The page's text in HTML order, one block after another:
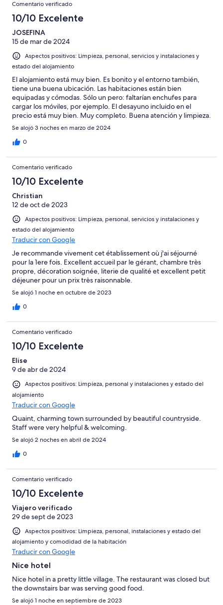
Comentario verificado
10/10 Excelente
JOSEFINA
15 de mar de 2024
Aspectos positivos: Limpieza, personal, servicios y instalaciones y
estado del alojamiento
El alojamiento está muy bien. Es bonito y el entorno también,
tiene una buena ubicación. Las habitaciones están bien
equipadas y cómodas. Sólo un pero: faltarían enchufes para
cargar los móviles, por ejemplo. El desayuno incluido en el
precio está muy bien. Muy completo. Buena atención y limpieza.
Muy buena experiencia en general, salvo el precio del menú,
que nos pareció muy caro.
Se alojó 3 noches en marzo de 2024
0
Comentario verificado
10/10 Excelente
Christian
12 de oct de 2023
Aspectos positivos: Limpieza, personal, servicios y instalaciones y
estado del alojamiento
Traducir con Google
Je recommande vivement cet établissement où j'ai séjourné
pour la 1ere fois. Excellent accueil par le gérant, chambre très
propre, décoration soignée, literie de qualité et excellent petit
déjeuner pour un prix très raisonnable.
Se alojó 1 noche en octubre de 2023
0
Comentario verificado
10/10 Excelente
Elise
9 de abr de 2024
Aspectos positivos: Limpieza, personal y instalaciones y estado del
alojamiento
Traducir con Google
Quaint, charming town surrounded by beautiful countryside.
Staff were very helpful & welcoming.
Se alojó 2 noches en abril de 2024
0
Comentario verificado
10/10 Excelente
Viajero verificado
29 de sept de 2023
Aspectos positivos: Limpieza, personal, instalaciones y estado del
alojamiento y comodidad de la habitación
Traducir con Google
Nice hotel
Nice hotel in a pretty little village. The restaurant was closed but
the downstairs bar was serving good food.
Se alojó 1 noche en septiembre de 2023